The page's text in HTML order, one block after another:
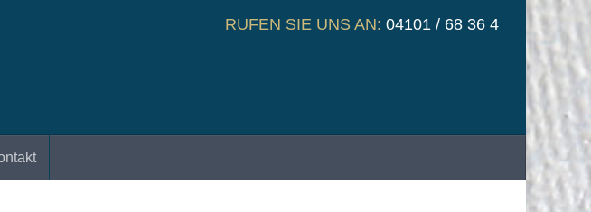
RUFEN SIE UNS AN: 04101 / 68 36 4